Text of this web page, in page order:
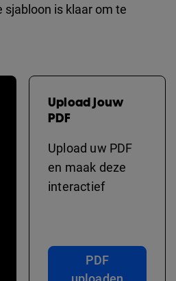
sjabloon is klaar om te
Upload jouw
PDF
Upload uw PDF
en maak deze
interactief
PDF